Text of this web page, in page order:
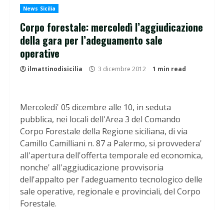
News Sicilia
Corpo forestale: mercoledì l’aggiudicazione
della gara per l’adeguamento sale
operative
ilmattinodisicilia 3 dicembre 2012 1 min read
Mercoledi' 05 dicembre alle 10, in seduta
pubblica, nei locali dell'Area 3 del Comando
Corpo Forestale della Regione siciliana, di via
Camillo Camilliani n. 87 a Palermo, si provvedera'
all'apertura dell'offerta temporale ed economica,
nonche' all'aggiudicazione provvisoria
dell'appalto per l'adeguamento tecnologico delle
sale operative, regionale e provinciali, del Corpo
Forestale.